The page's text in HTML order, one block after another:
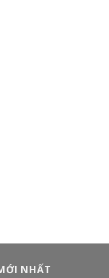
NHẤT